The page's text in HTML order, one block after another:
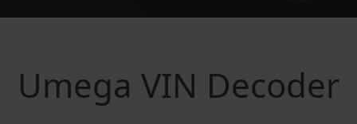
Umega VIN Decoder